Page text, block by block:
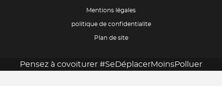
Mentions légales
politique de confidentialite
Plan de site
Pensez à covoiturer #SeDéplacerMoinsPolluer